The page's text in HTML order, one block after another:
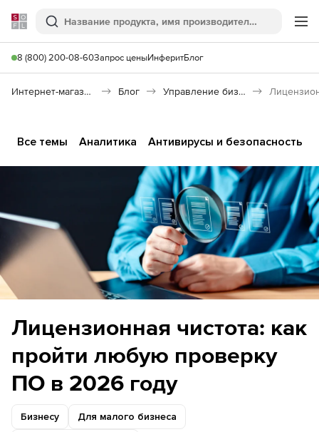
Softline
Поиск
8 (800) 200-08-60Запрос ценыИнферитБлог
Интернет-магазин Блог Управление бизнесом
Лицензионная чистота: как
пройти любую проверку
ПО в 2026 году
Бизнесу Для малого бизнеса
Все темы Аналитика Антивирусы и безопасность